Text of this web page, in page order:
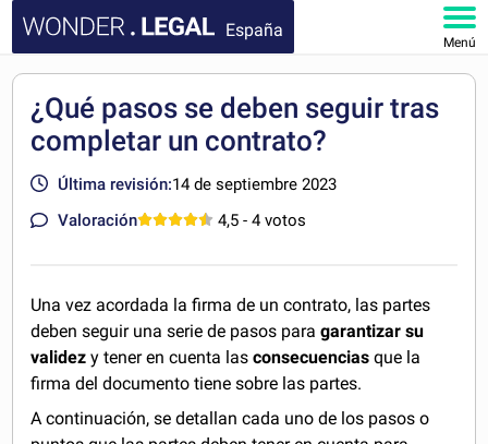
España
Menú
DOCUMENTOS
FAQ
¿Qué pasos se deben seguir tras
completar un contrato?
Última revisión:14 de septiembre 2023
Valoración
4,5 - 4 votos
Una vez acordada la firma de un contrato, las partes
deben seguir una serie de pasos paragarantizar su
validez y tener en cuenta lasconsecuencias que la
firma del documento tiene sobre las partes.
A continuación, se detallan cada uno de los pasos o